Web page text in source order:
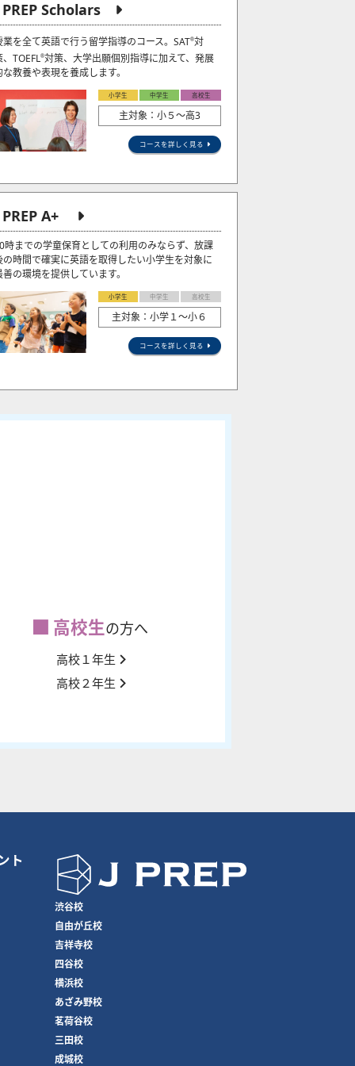
PREP Scholars
業を全て英語で行う留学指導のコース。SAT®対
、TOEFL®対策、大学出願個別指導に加えて、発展
な教養や表現を養成します。
小学生 中学生 高校生
主対象：小５〜高3
コースを詳しく見る
PREP A+
時までの学童保育としての利用のみならず、放課
の時間で確実に英語を取得したい小学生を対象に
善の環境を提供しています。
小学生 中学生 高校生
主対象：小学１～小６
コースを詳しく見る
高校生の方へ
高校１年生
高校２年生
ト
渋谷校
自由が丘校
吉祥寺校
四谷校
横浜校
あざみ野校
茗荷谷校
三田校
成城校